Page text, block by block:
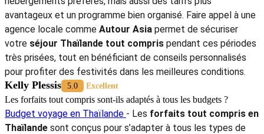
avantageux et un programme bien organisé. Faire appel à une
agence locale comme Autour Asia permet de sécuriser
votre séjour Thaïlande tout compris pendant ces périodes
très prisées, tout en bénéficiant de conseils personnalisés
pour profiter des festivités dans les meilleures conditions.
Kelly Plessis 5.0 Excellent
Les forfaits tout compris sont-ils adaptés à tous les budgets ?
Budget voyage en Thaïlande - Les forfaits tout compris en
Thaïlande sont conçus pour s’adapter à tous les types de